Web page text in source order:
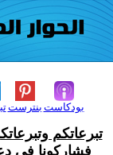
بنترست بودكاست
تبرعاتكم
فشاركونا في